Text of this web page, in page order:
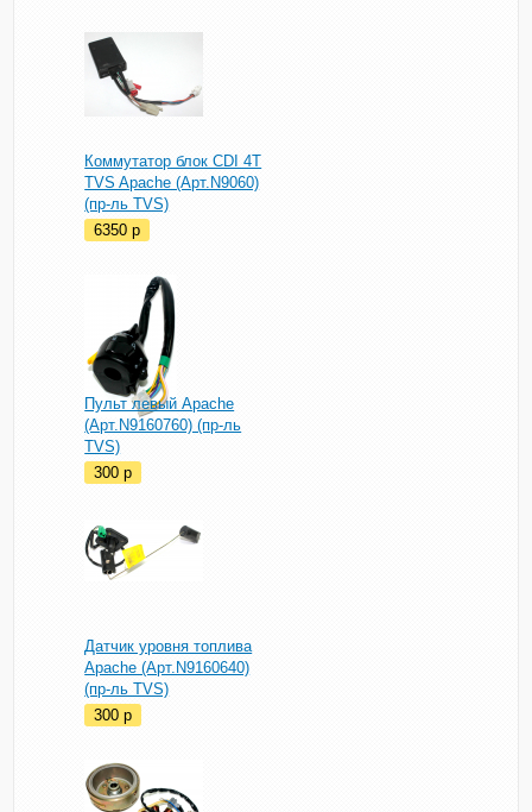
Коммутатор блок CDI 4T
TVS Apache (Арт.N9060)
(пр-ль TVS)
6350p
Пульт левый Apache
(Арт.N9160760) (пр-ль
TVS)
300p
Датчик уровня топлива
Apache (Арт.N9160640)
(пр-ль TVS)
300p